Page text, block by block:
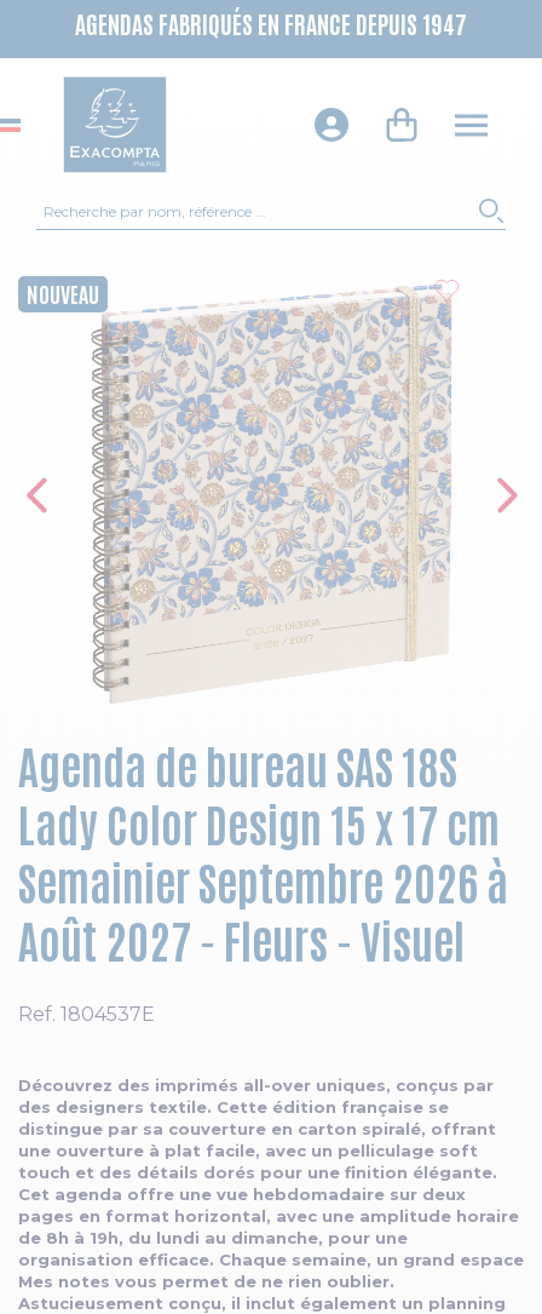
AGENDAS FABRIQUÉS EN FRANCE DEPUIS 1947
Skip to the end of the images gallery
NOUVEAU
Agenda de bureau SAS 18S
Lady Color Design 15 x 17 cm
Semainier Septembre 2026 à
Août 2027 - Fleurs - Visuel
Ref. 1804537E
Découvrez des imprimés all-over uniques, conçus par
des designers textile. Cette édition française se
distingue par sa couverture en carton spiralé, offrant
une ouverture à plat facile, avec un pelliculage soft
touch et des détails dorés pour une finition élégante.
Cet agenda offre une vue hebdomadaire sur deux
pages en format horizontal, avec une amplitude horaire
de 8h à 19h, du lundi au dimanche, pour une
organisation efficace. Chaque semaine, un grand espace
Mes notes vous permet de ne rien oublier.
Astucieusement conçu, il inclut également un planning